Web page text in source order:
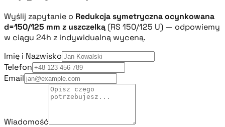
Wyślij zapytanie o Redukcja symetryczna ocynkowana
d=150/125 mm z uszczelką (RS 150/125 U) — odpowiemy
w ciągu 24h z indywidualną wyceną.
Imię i Nazwisko
Telefon
Email
Wiadomość